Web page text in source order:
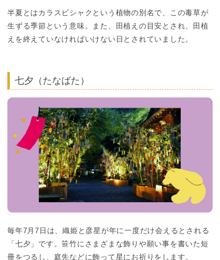
半夏とはカラスビシャクという植物の別名で、この毒草が
生ずる季節という意味。また、田植えの目安とされ、田植
えを終えていなければいけない日とされていました。
七夕（たなばた）
毎年7月7日は、織姫と彦星が年に一度だけ会えるとされる
「七夕」です。笹竹にさまざまな飾りや願い事を書いた短
冊をつるし、庭先などに飾って星にお祈りをします。